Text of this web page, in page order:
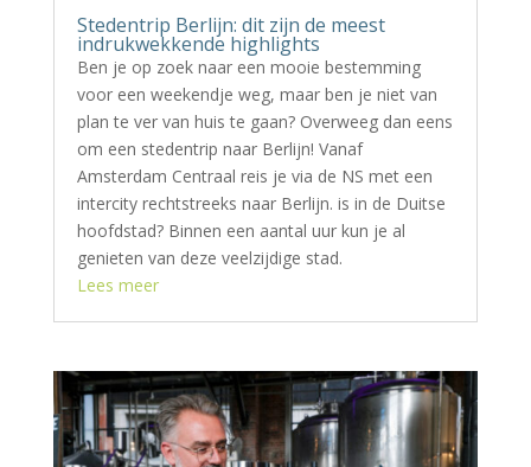
Stedentrip Berlijn: dit zijn de meest
indrukwekkende highlights
Ben je op zoek naar een mooie bestemming
voor een weekendje weg, maar ben je niet van
plan te ver van huis te gaan? Overweeg dan eens
om een stedentrip naar Berlijn! Vanaf
Amsterdam Centraal reis je via de NS met een
intercity rechtstreeks naar Berlijn. is in de Duitse
hoofdstad? Binnen een aantal uur kun je al
genieten van deze veelzijdige stad.
Lees meer